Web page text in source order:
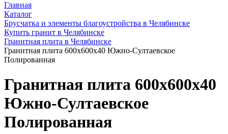
Главная
Каталог
Брусчатка и элементы благоустройства в Челябинске
Купить гранит в Челябинске
Гранитная плита в Челябинске
Гранитная плита 600х600x40 Южно-Султаевское
Полированная
Гранитная плита 600х600x40
Южно-Султаевское
Полированная